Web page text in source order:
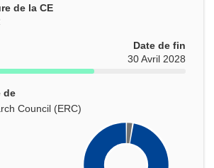
de la CE
Date de fin
30 Avril 2028
de
Council (ERC)